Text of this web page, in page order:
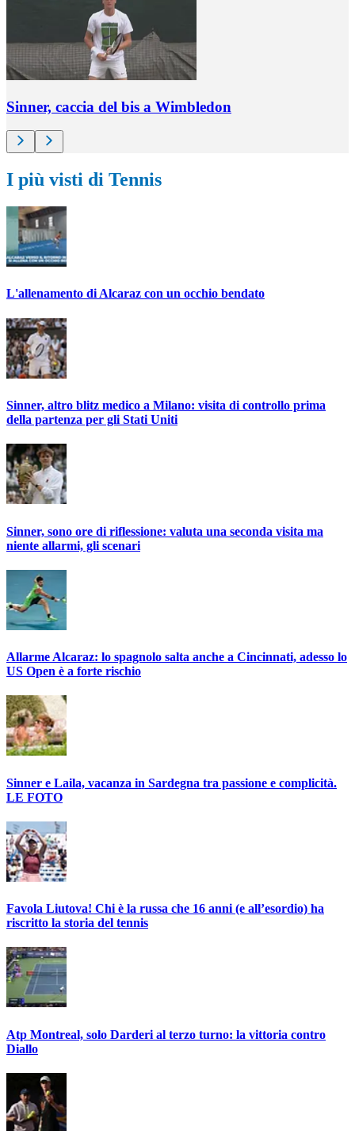
Sinner, caccia del bis a Wimbledon
I più visti di Tennis
L'allenamento di Alcaraz con un occhio bendato
Sinner, altro blitz medico a Milano: visita di controllo prima
della partenza per gli Stati Uniti
Sinner, sono ore di riflessione: valuta una seconda visita ma
niente allarmi, gli scenari
Allarme Alcaraz: lo spagnolo salta anche a Cincinnati, adesso lo
US Open è a forte rischio
Sinner e Laila, vacanza in Sardegna tra passione e complicità.
LE FOTO
Favola Liutova! Chi è la russa che 16 anni (e all’esordio) ha
riscritto la storia del tennis
Atp Montreal, solo Darderi al terzo turno: la vittoria contro
Diallo